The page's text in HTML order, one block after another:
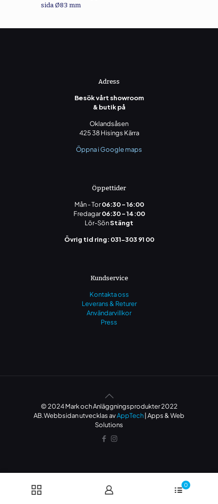
Spara mitt namn, min e-postadress och webbplats i
denna webbläsare till nästa gång jag skriver en kommentar.
sida Ø83 mm
Adress
Besök vårt showroom
& butik på
Oklandsåsen
425 38 Hisings Kärra
Öppna i Google maps
Öppettider
Mån - Tor06:30 - 16:00
Fredagar06:30 - 14:00
Lör-SönStängt
Övrig tid ring: 031-303 91 00
Kundservice
Kontakta oss
Leverans & Returer
Användarvillkor
Press
© 2024 Mark och Anläggningsprodukter 2022
AB.Webbsidan utvecklas avAppTech | Apps & Web
Solutions
0